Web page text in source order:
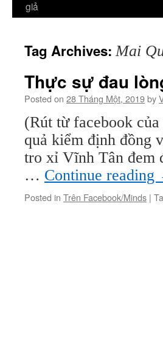
giả
Tag Archives:Mai
Thực sự đau
Posted on 28 Tháng Một, 2019by
(Rút từ facebook
quả kiểm định đồng
tro xỉ Vĩnh Tân đem
… Continue reading
Posted in Trên Facebook/Minds |